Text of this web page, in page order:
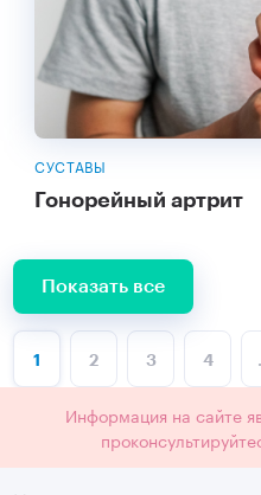
СУСТАВЫ
Гонорейный артрит
Показать все
1 2 3 4
Информация на сайте